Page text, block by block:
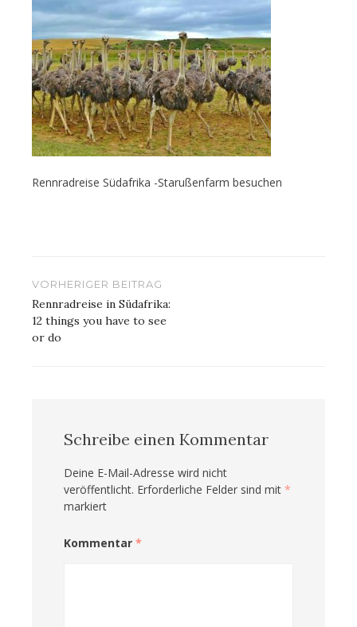
Rennradreise Südafrika -Starußenfarm besuchen
Beitragsnavigation
VORHERIGER BEITRAG
Rennradreise in Südafrika:
12 things you have to see
or do
Schreibe einen Kommentar
Deine E-Mail-Adresse wird nicht
veröffentlicht. Erforderliche Felder sind mit *
markiert
Kommentar *